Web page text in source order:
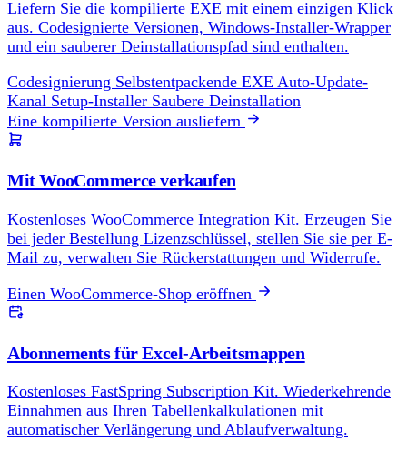
Liefern Sie die kompilierte EXE mit einem einzigen Klick
aus. Codesignierte Versionen, Windows-Installer-Wrapper
und ein sauberer Deinstallationspfad sind enthalten.
Codesignierung Selbstentpackende EXE Auto-Update-
Kanal Setup-Installer Saubere Deinstallation
Eine kompilierte Version ausliefern
Mit WooCommerce verkaufen
Kostenloses WooCommerce Integration Kit. Erzeugen Sie
bei jeder Bestellung Lizenzschlüssel, stellen Sie sie per E-
Mail zu, verwalten Sie Rückerstattungen und Widerrufe.
Einen WooCommerce-Shop eröffnen
Abonnements für Excel-Arbeitsmappen
Kostenloses FastSpring Subscription Kit. Wiederkehrende
Einnahmen aus Ihren Tabellenkalkulationen mit
automatischer Verlängerung und Ablaufverwaltung.